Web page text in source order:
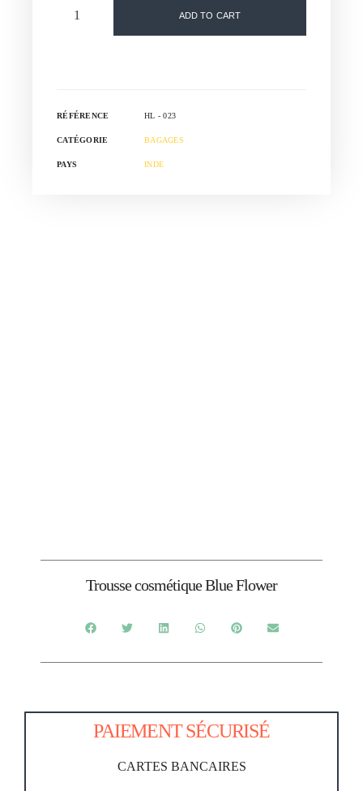
ADD TO CART
RÉFÉRENCE HL - 023
CATÉGORIE BAGAGES
PAYS INDE
Trousse cosmétique Blue Flower
PAIEMENT SÉCURISÉ
CARTES BANCAIRES